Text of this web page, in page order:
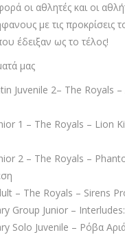
οι αθλητές και οι
με τις προκρίσεις
έδειξαν ως το τέλος!
μας
Juvenile 2– The Royals
1 – The Royals – Lion
2 – The Royals –
– The Royals – Sirens
Group Junior –
Solo Juvenile – Ρόβα